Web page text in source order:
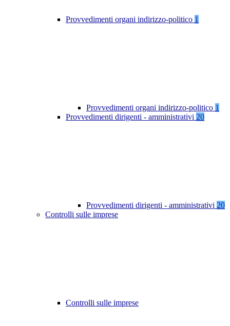
Provvedimenti organi indirizzo-politico 1
Provvedimenti organi indirizzo-politico 1
Provvedimenti dirigenti - amministrativi 20
Provvedimenti dirigenti - amministrativi 20
Controlli sulle imprese
Controlli sulle imprese